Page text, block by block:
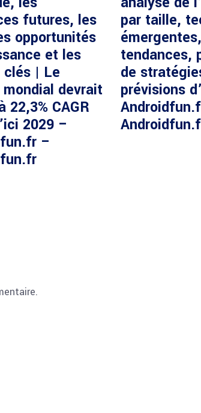
futures, les
opportunités
et les
| Le
devrait
22,3% CAGR
2029 –
–
par taille,
émergentes,
tendances,
de
prévisions